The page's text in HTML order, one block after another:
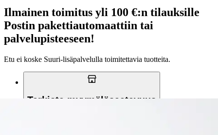
Ilmainen toimitus yli 100 €:n tilauksille
Postin pakettiautomaattiin tai
palvelupisteeseen!
Etu ei koske Suuri‑lisäpalvelulla toimitettavia tuotteita.
Tarkista myymäläsaatavuus